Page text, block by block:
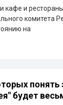
кафе и
комитета
на
понять
будет